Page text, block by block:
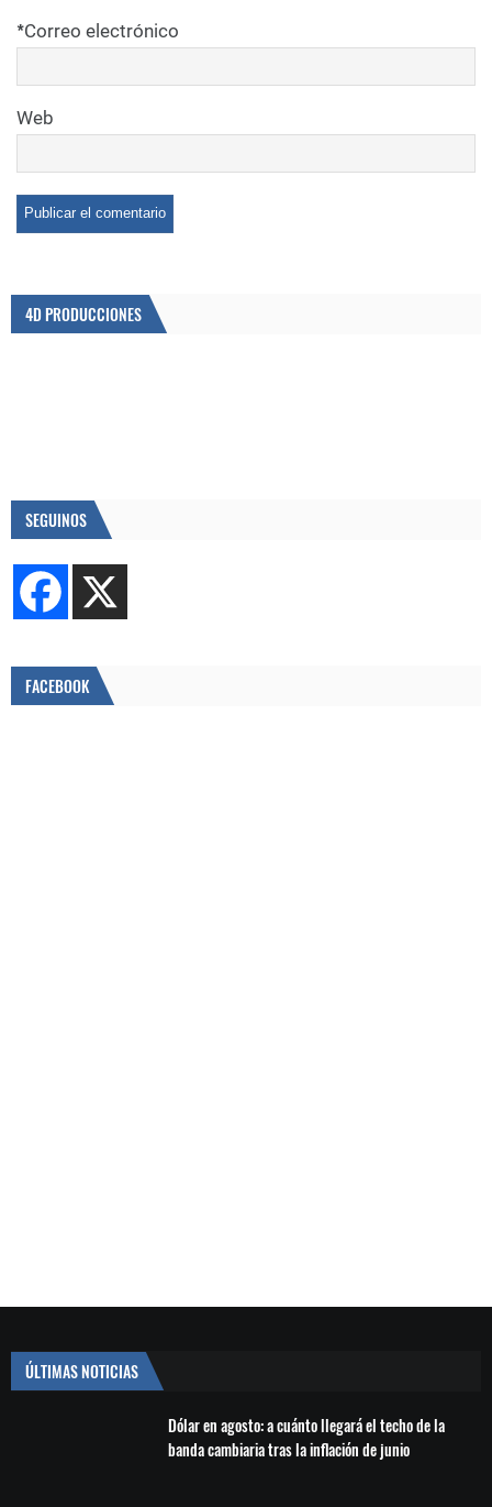
Correo electrónico
*
Web
4D PRODUCCIONES
SEGUINOS
FACEBOOK
ÚLTIMAS NOTICIAS
Dólar en agosto: a cuánto llegará el techo de la
banda cambiaria tras la inflación de junio